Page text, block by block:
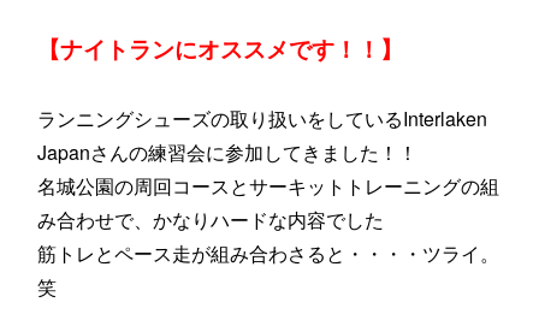
【ナイトランにオススメです！！】
ランニングシューズの取り扱いをしているInterlaken
Japanさんの練習会に参加してきました！！
名城公園の周回コースとサーキットトレーニングの組
み合わせで、かなりハードな内容でした
筋トレとペース走が組み合わさると・・・・ツライ。
笑